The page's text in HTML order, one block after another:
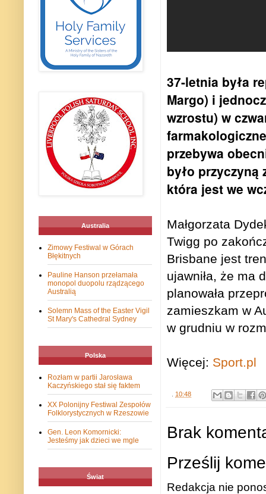
37-letnia była
Margo) i
wzrostu) w
przebywa
było przyczyną
która jest we
Małgorzata
Twigg po
Brisbane jest
ujawniła, że ma
planowała
zamieszkam w
w grudniu w
Więcej: Sport.pl
. 10:48
Brak
Prześlij
Redakcja nie
Australia
Zimowy Festiwal w Górach
Błękitnych
Pauline Hanson przełamała
monopol duopolu rządzącego
Australią
Solemn Mass of the Easter Vigil
St Mary's Cathedral Sydney
Polska
Rozłam w partii Jarosława
Kaczyńskiego stał się faktem
XX Polonijny Festiwal Zespołów
Folklorystycznych w Rzeszowie
Gen. Leon Komornicki:
Jesteśmy jak dzieci we mgle
Świat